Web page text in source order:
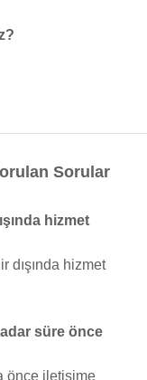
Sorular
hizmet
dışında hizmet
süre önce
önce iletişime